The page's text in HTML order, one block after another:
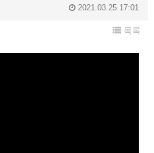
2021.03.25 17:01
목록